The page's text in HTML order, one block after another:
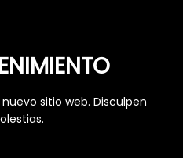
sitio web. Disculpen